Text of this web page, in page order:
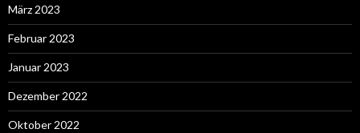
März 2023
Februar 2023
Januar 2023
Dezember 2022
Oktober 2022